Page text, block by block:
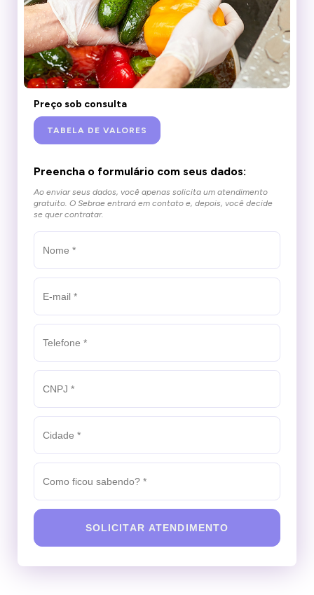
Preço sob consulta
TABELA DE VALORES
Preencha o formulário com seus dados:
Ao enviar seus dados, você apenas solicita um atendimento
gratuito. O Sebrae entrará em contato e, depois, você decide
se quer contratar.
SOLICITAR ATENDIMENTO